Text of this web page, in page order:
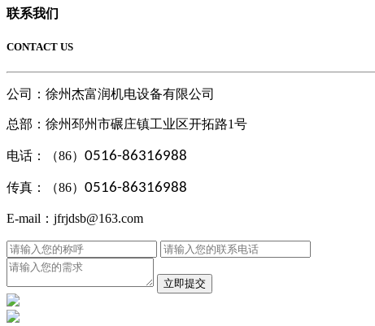
联系我们
CONTACT US
公司：徐州杰富润机电设备有限公司
总部： 徐州邳州市碾庄镇工业区开拓路1号
电话：（86） 0516-86316988
传真：（86） 0516-86316988
E-mail：jfrjdsb@163.com